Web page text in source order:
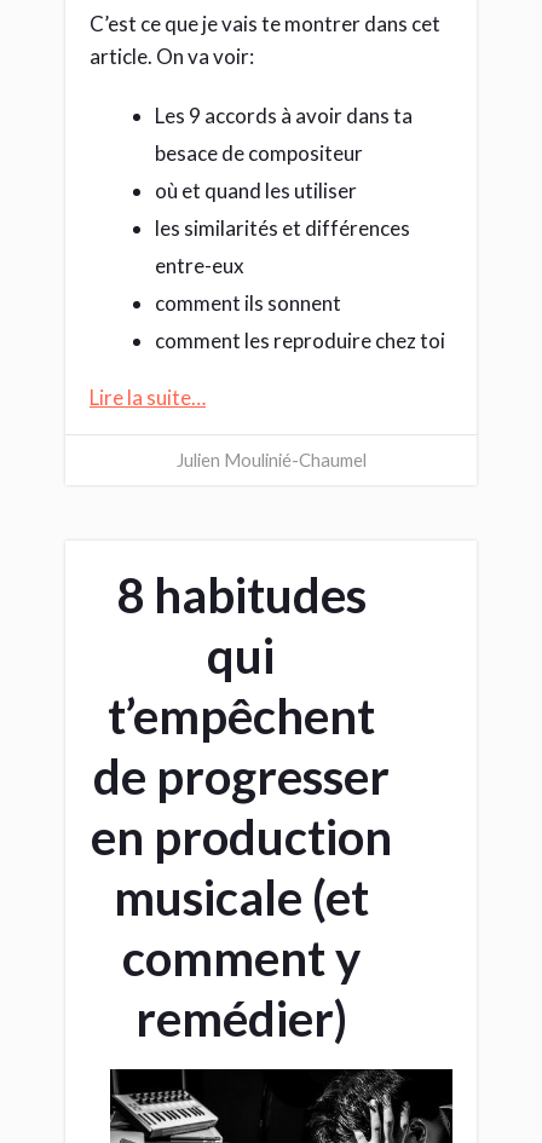
C’est ce que je vais te montrer dans cet
article. On va voir:
Les 9 accords à avoir dans ta
besace de compositeur
où et quand les utiliser
les similarités et différences
entre-eux
comment ils sonnent
comment les reproduire chez toi
Lire la suite…
Julien Moulinié-Chaumel
8 habitudes
qui
t’empêchent
de progresser
en production
musicale (et
comment y
remédier)